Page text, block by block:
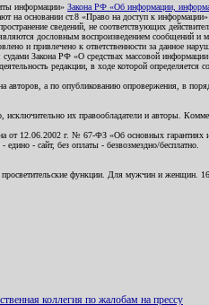
информации» Закона РФ «Об информации,
на основании ст.8 «Право на доступ к
сведений, не соответствующих
дословным воспроизведением сообщений
и привлечено к ответственности за данное
Закона РФ «О средствах массовой
редакции, в ходе которой определяется
а по опубликованию опровержения, в
исключительно их правообладатели и авторы.
12.06.2002 г. № 67-ФЗ «Об основных гарантиях
- сайт, без оплаты - безвозмездно/бесплатно.
функции. Для мужчин и женщин.